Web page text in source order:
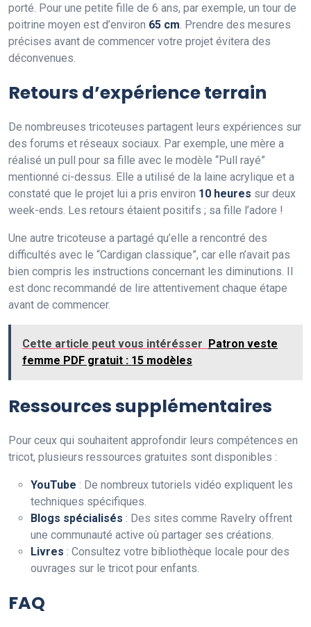
porté. Pour une petite fille de 6 ans, par exemple, un tour de
poitrine moyen est d’environ 65 cm . Prendre des mesures
précises avant de commencer votre projet évitera des
déconvenues.
Retours d’expérience terrain
De nombreuses tricoteuses partagent leurs expériences sur
des forums et réseaux sociaux. Par exemple, une mère a
réalisé un pull pour sa fille avec le modèle “Pull rayé”
mentionné ci-dessus. Elle a utilisé de la laine acrylique et a
constaté que le projet lui a pris environ 10 heures sur deux
week-ends. Les retours étaient positifs ; sa fille l’adore !
Une autre tricoteuse a partagé qu’elle a rencontré des
difficultés avec le “Cardigan classique”, car elle n’avait pas
bien compris les instructions concernant les diminutions. Il
est donc recommandé de lire attentivement chaque étape
avant de commencer.
Cette article peut vous intérésser Patron veste
femme PDF gratuit : 15 modèles
Ressources supplémentaires
Pour ceux qui souhaitent approfondir leurs compétences en
tricot, plusieurs ressources gratuites sont disponibles :
YouTube : De nombreux tutoriels vidéo expliquent les
techniques spécifiques.
Blogs spécialisés : Des sites comme Ravelry offrent
une communauté active où partager ses créations.
Livres : Consultez votre bibliothèque locale pour des
ouvrages sur le tricot pour enfants.
FAQ